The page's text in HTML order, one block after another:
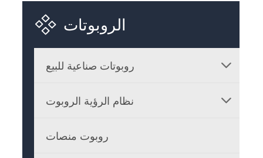
 الروبوتات
روبوتات صناعية للبيع 
نظام الرؤية الروبوت 
روبوت منصات